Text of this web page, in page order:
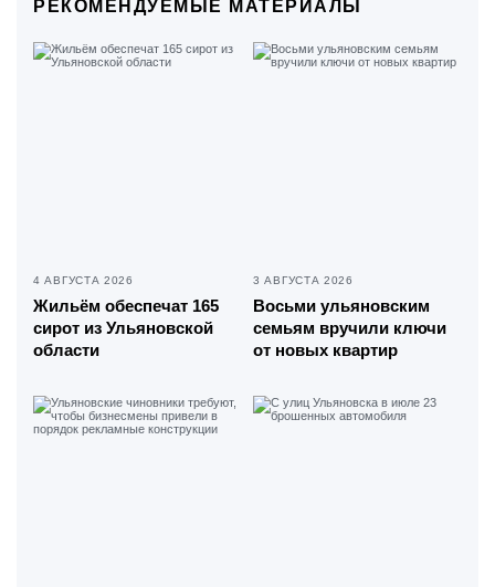
РЕКОМЕНДУЕМЫЕ МАТЕРИАЛЫ
4 АВГУСТА 2026
Жильём обеспечат 165
сирот из Ульяновской
области
3 АВГУСТА 2026
Восьми ульяновским
семьям вручили ключи
от новых квартир